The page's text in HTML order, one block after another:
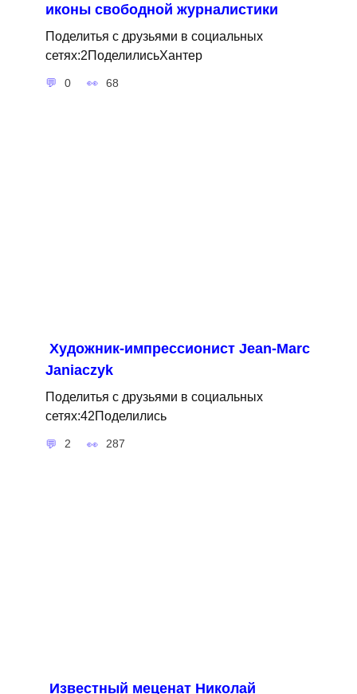
иконы свободной журналистики
Поделитья с друзьями в социальных
сетях:2ПоделилисьХантер
0 68
Художник-импрессионист Jean-Marc
Janiaczyk
Поделитья с друзьями в социальных
сетях:42Поделились
2 287
Известный меценат Николай